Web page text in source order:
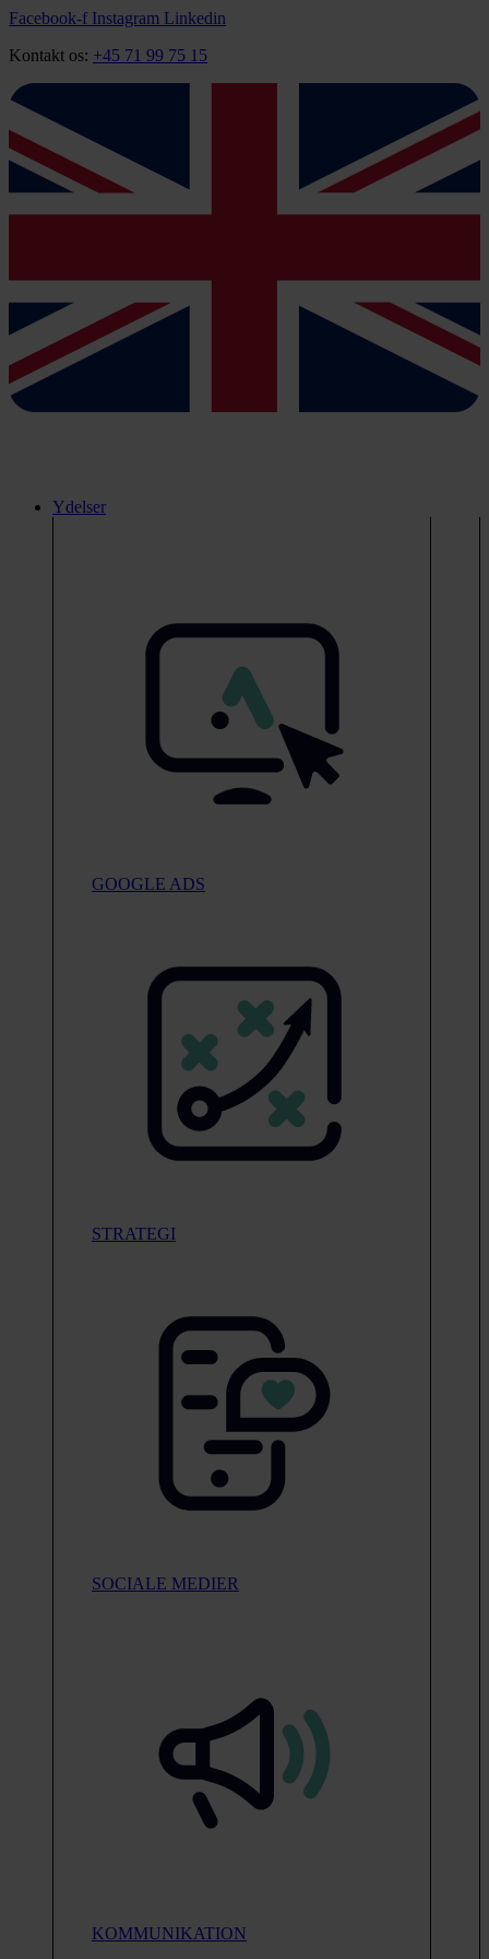
Videre
indhold
Facebook-f Instagram Linkedin
Kontakt os: +45 71 99 75 15
Ydelser
GOOGLE ADS
STRATEGI
SOCIALE MEDIER
KOMMUNIKATION